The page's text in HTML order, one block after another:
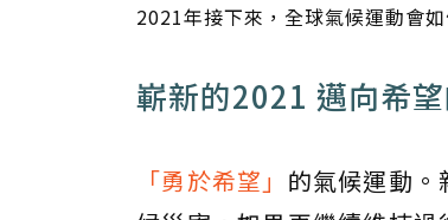
2021年接下來，全球氣候運動會
嶄新的2021 邁向希
「勇於希望」 的氣候運動